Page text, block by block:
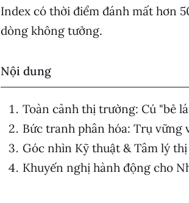
Index có thời điểm đánh mất hơn
dòng không tưởng.
Nội dung
Toàn cảnh thị trường: Cú "bẻ
Bức tranh phân hóa: Trụ vững
Góc nhìn Kỹ thuật & Tâm lý
Khuyến nghị hành động cho